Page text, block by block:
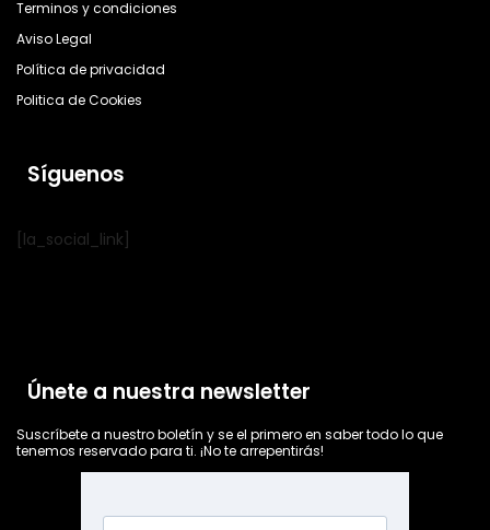
Terminos y condiciones
Aviso Legal
Política de privacidad
Politica de Cookies
Síguenos
[la_social_link]
Únete a nuestra newsletter
Suscríbete a nuestro boletín y se el primero en saber todo lo que
tenemos reservado para ti. ¡No te arrepentirás!